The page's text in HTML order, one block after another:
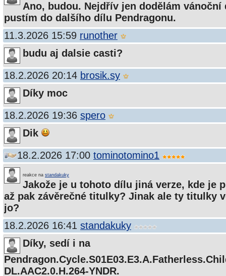
Ano, budou. Nejdřív jen dodělám
pustím do dalšího dílu Pendragonu.
11.3.2026 15:59 runother
budu aj dalsie casti?
18.2.2026 20:14 brosik.sy
Díky moc
18.2.2026 19:36 spero
Dik
18.2.2026 17:00 tominotomino1
reakce na standakuky
Jakože je u tohoto dílu jiná verze, kde je
až pak závěrečné titulky? Jinak ale ty titulky
jo?
18.2.2026 16:41 standakuky
Díky, sedí i na
DL.AAC2.0.H.264-YNDR.